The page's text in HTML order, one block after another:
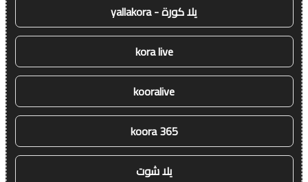
يلا كورة - yallakora
kora live
kooralive
koora 365
يلا شوت